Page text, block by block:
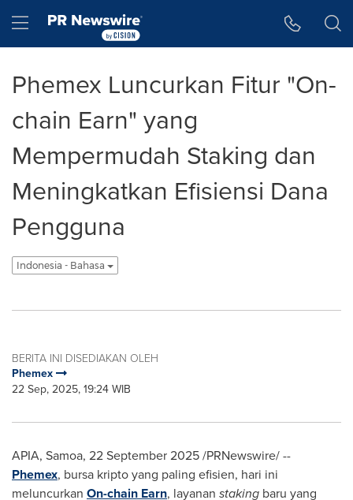
Hamburger menu
Phemex Luncurkan Fitur "On-
chain Earn" yang
Mempermudah Staking dan
Meningkatkan Efisiensi Dana
Pengguna
Indonesia - Bahasa
BERITA INI DISEDIAKAN OLEH
Phemex
22 Sep, 2025, 19:24 WIB
APIA, Samoa, 22 September 2025/PRNewswire/ --
Phemex, bursa kripto yang paling efisien, hari ini
meluncurkan On-chain Earn, layanan staking baru yang